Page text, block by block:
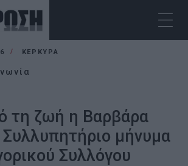
ΚΕΡΚΥΡΑ
τη ζωή η Βαρβάρα
μήνυμα
Συλλόγου